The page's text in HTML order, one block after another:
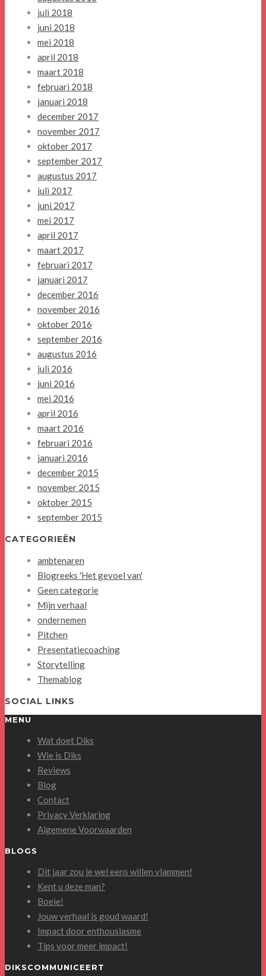
juli 2018
juni 2018
mei 2018
april 2018
maart 2018
februari 2018
januari 2018
december 2017
november 2017
oktober 2017
september 2017
augustus 2017
juli 2017
juni 2017
mei 2017
april 2017
maart 2017
februari 2017
januari 2017
december 2016
november 2016
oktober 2016
september 2016
augustus 2016
juli 2016
juni 2016
mei 2016
april 2016
maart 2016
februari 2016
januari 2016
december 2015
november 2015
oktober 2015
september 2015
CATEGORIEËN
ambtenaren
Blogreeks 'Het gevoel van'
Geen categorie
Mijn verhaal
ondernemen
Pitchen
Presentatiecoaching
Storytelling
Themablog
SOCIAL LINKS
MENU
Wat doet Diks
Wie is Diks
Reviews
Blog
Contact
Privacy Verklaring
Algemene Voorwaarden
BLOGS
Dit jaar zou je wel eens willen vlammen!
Kent u deze man?
Boeie!
Jouw verhaal is goud waard!
Impact door enthousiasme
Tips voor meer impact!
DIKSCOMMUNICEERT